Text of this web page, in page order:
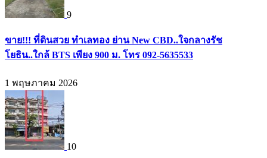
9
ขาย!!! ที่ดินสวย ทำเลทอง ย่าน New CBD..ใจกลางรัช
โยธิน..ใกล้ BTS เพียง 900 ม. โทร 092-5635533
1 พฤษภาคม 2026
10